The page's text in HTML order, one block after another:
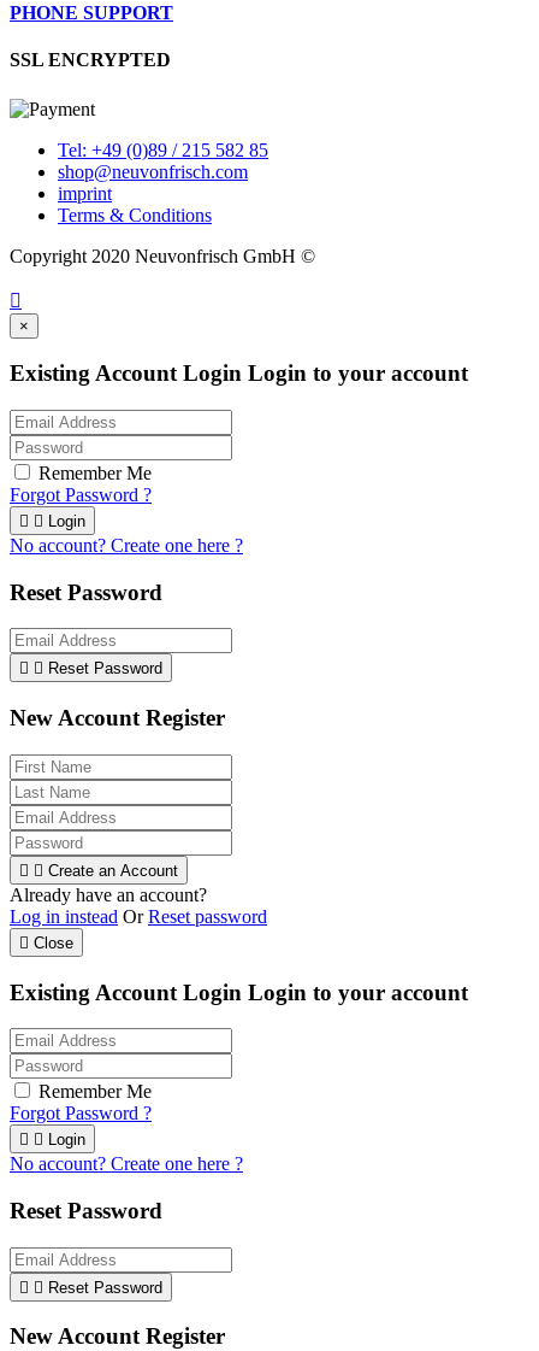
PHONE SUPPORT
SSL ENCRYPTED
Tel: +49 (0)89 / 215 582 85
shop@neuvonfrisch.com
imprint
Terms & Conditions
Copyright 2020 Neuvonfrisch GmbH ©

×
Existing Account Login Login to your account
Remember Me
Forgot Password ?
  Login
No account? Create one here ?
Reset Password
  Reset Password
New Account Register
  Create an Account
Already have an account?
Log in instead OrReset password
 Close
Existing Account Login Login to your account
Remember Me
Forgot Password ?
  Login
No account? Create one here ?
Reset Password
  Reset Password
New Account Register